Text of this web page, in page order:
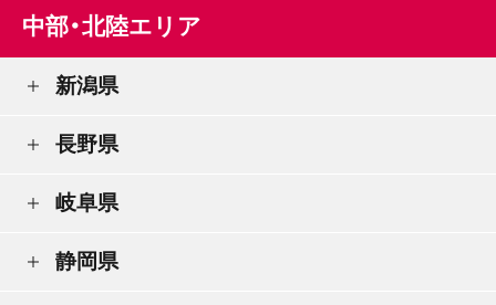
中部・北陸エリア
新潟県
長野県
岐阜県
静岡県